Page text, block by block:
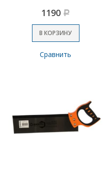
1190 Р
В КОРЗИНУ
Сравнить